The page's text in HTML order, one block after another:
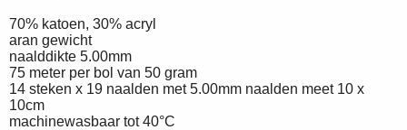
70% katoen, 30% acryl
aran gewicht
naalddikte 5.00mm
75 meter per bol van 50 gram
14 steken x 19 naalden met 5.00mm naalden meet 10 x
10cm
machinewasbaar tot 40°C